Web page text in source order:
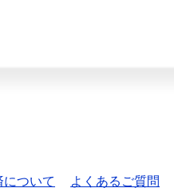
ついて
よくあるご質問